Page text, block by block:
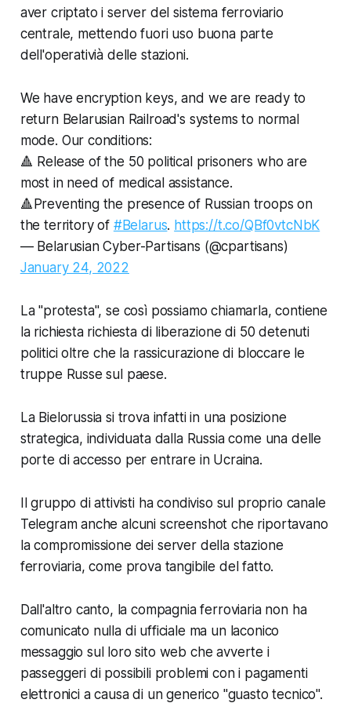
aver criptato i server del sistema ferroviario
centrale, mettendo fuori uso buona parte
dell'operativià delle stazioni.
We have encryption keys, and we are ready to
return Belarusian Railroad's systems to normal
mode. Our conditions:
🔺 Release of the 50 political prisoners who are
most in need of medical assistance.
🔺Preventing the presence of Russian troops on
the territory of #Belarus. https://t.co/QBf0vtcNbK
— Belarusian Cyber-Partisans (@cpartisans)
January 24, 2022
La "protesta", se così possiamo chiamarla, contiene
la richiesta richiesta di liberazione di 50 detenuti
politici oltre che la rassicurazione di bloccare le
truppe Russe sul paese.
La Bielorussia si trova infatti in una posizione
strategica, individuata dalla Russia come una delle
porte di accesso per entrare in Ucraina.
Il gruppo di attivisti ha condiviso sul proprio canale
Telegram anche alcuni screenshot che riportavano
la compromissione dei server della stazione
ferroviaria, come prova tangibile del fatto.
Dall'altro canto, la compagnia ferroviaria non ha
comunicato nulla di ufficiale ma un laconico
messaggio sul loro sito web che avverte i
passeggeri di possibili problemi con i pagamenti
elettronici a causa di un generico "guasto tecnico".